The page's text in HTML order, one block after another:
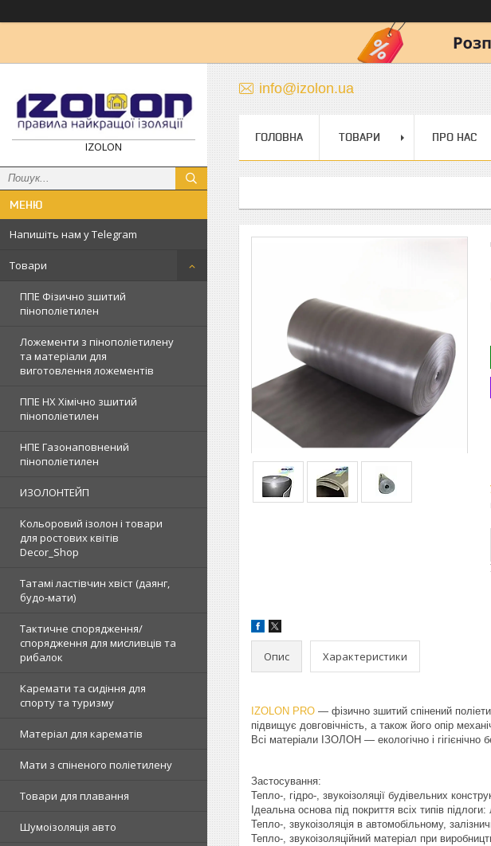
IZOLON
Напишіть нам у Telegram
Товари
ППЕ Фізично зшитий
пінополіетилен
Ложементи з пінополіетилену
та матеріали для
виготовлення ложементів
ППЕ НХ Хімічно зшитий
пінополіетилен
НПЕ Газонаповнений
пінополіетилен
ИЗОЛОНТЕЙП
Кольоровий ізолон і товари
для ростових квітів
Decor_Shop
Татамі ластівчин хвіст (даянг,
будо-мати)
Тактичне спорядження/
спорядження для мисливців та
рибалок
Каремати та сидіння для
спорту та туризму
Матеріал для карематів
Мати з спіненого поліетилену
Товари для плавання
Шумоізоляція авто
info@izolon.ua
ГОЛОВНА ТОВАРИ ПРО НАС
Опис Характеристики
IZOLON PRO ― фізично зшитий спінений
підвищує довговічність, а також його опір
Всі матеріали ІЗОЛОН ― екологічно і
Застосування:
Тепло-, гідро-, звукоізоляції будівельних
Ідеальна основа під покриття всіх типів
Тепло-, звукоізоляція в автомобільному,
Тепло-, звукоізоляційний матеріал при